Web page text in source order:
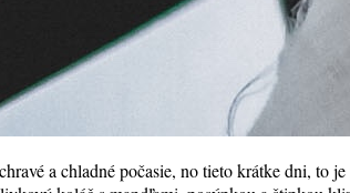
a chladné počasie, no tieto krátke dni,